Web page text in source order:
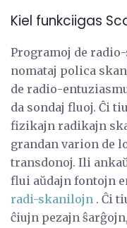
Kiel funkciigas
Programoj de
nomataj polica
de radio-
da sondaj fluoj. Ĉi
fizikajn radikajn
grandan varion de
transdonoj. Ili
flui aŭdajn fontojn
radi-skanilojn . Ĉi
ĉiujn pezajn